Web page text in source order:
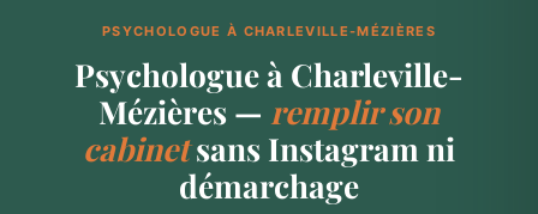
PSYCHOLOGUE À CHARLEVILLE-MÉZIÈRES
Psychologue à Charleville-
Mézières — remplir son
cabinetsans Instagram ni
démarchage